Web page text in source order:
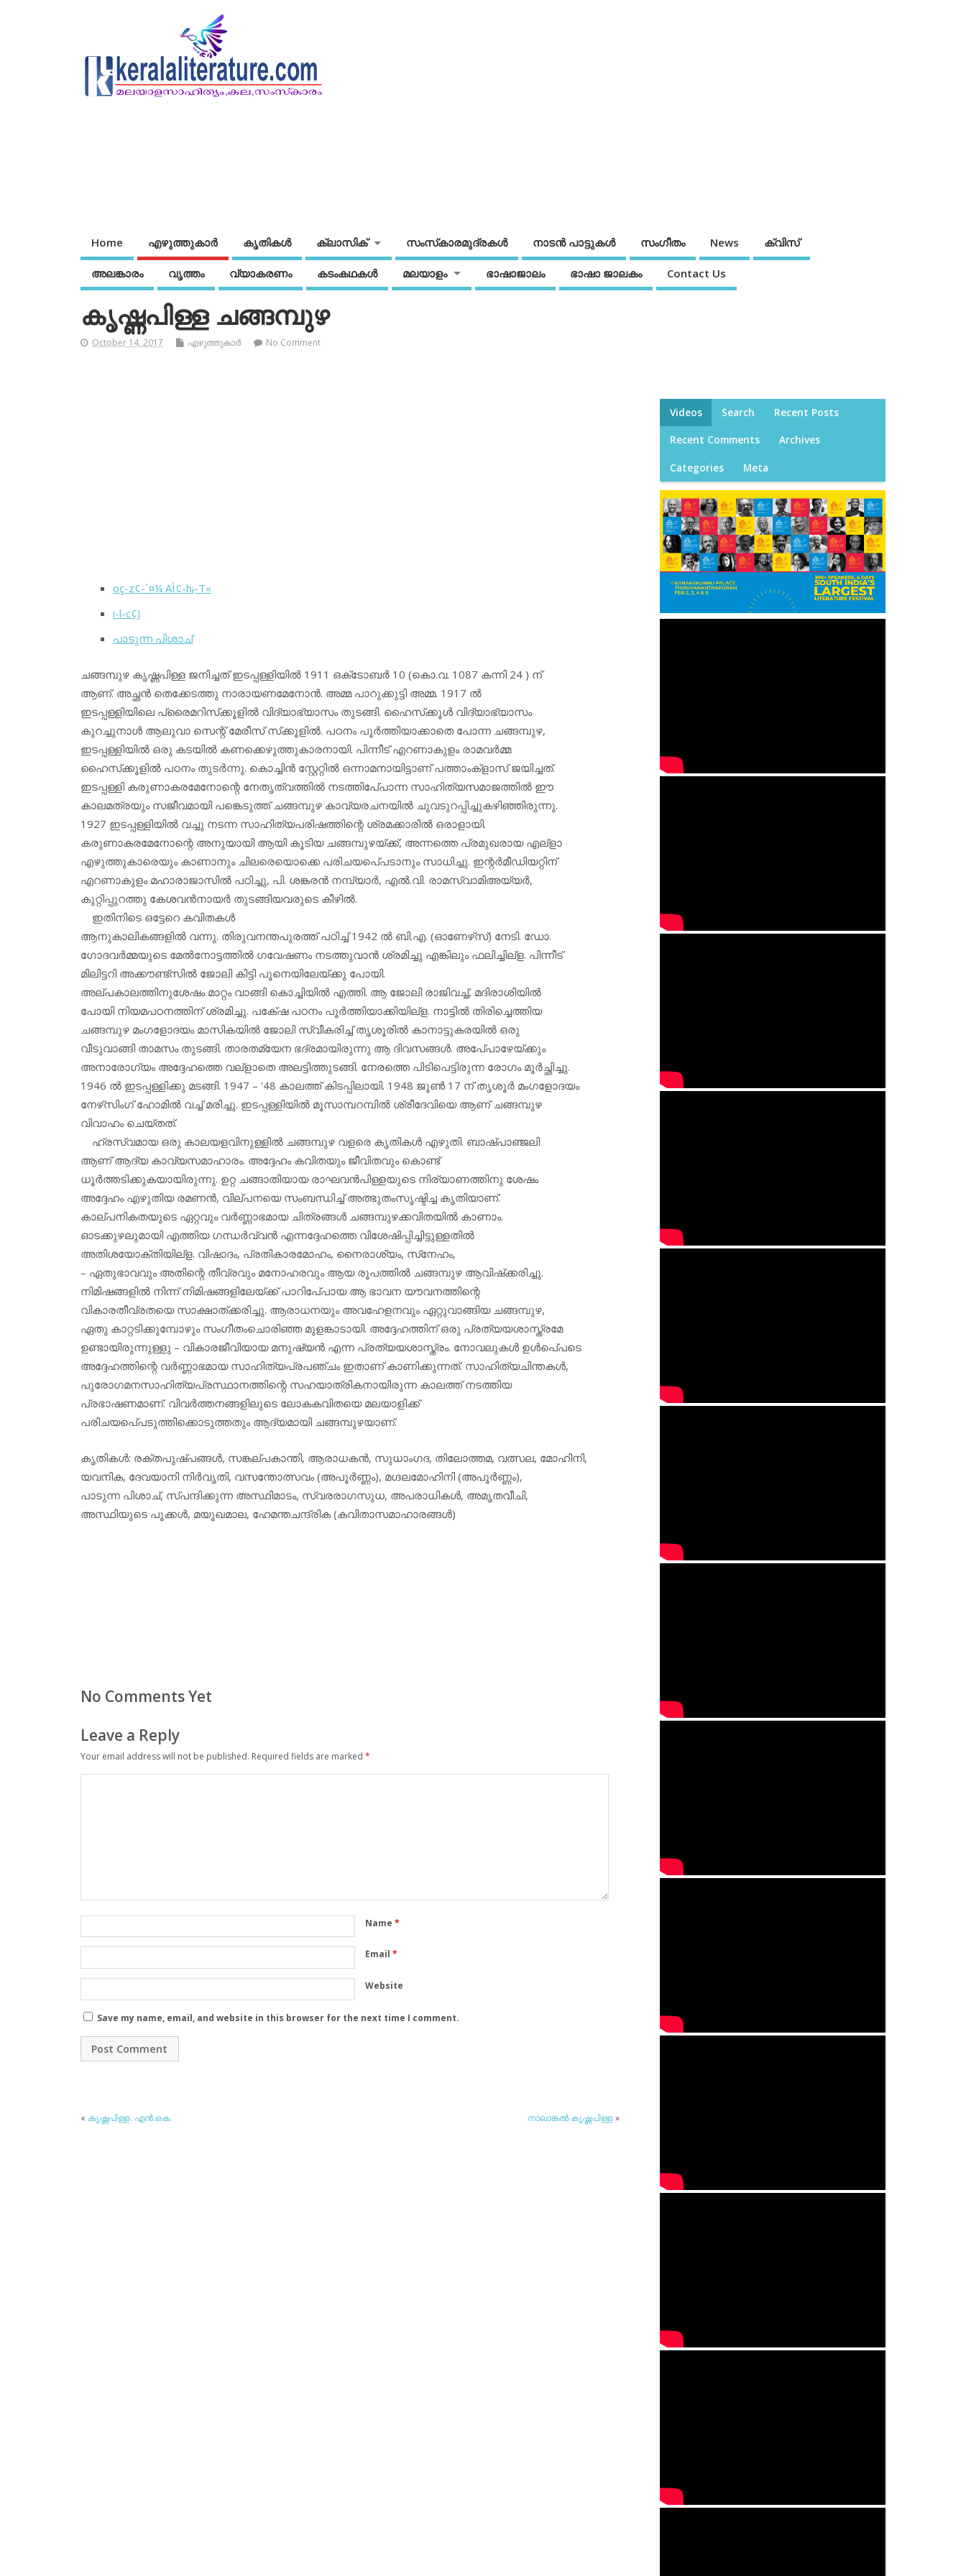
Home എഴുത്തുകാര്‍ കൃതികൾ ക്ലാസിക് സംസ്‌കാരമുദ്രകള്‍ നാടന്‍ പാട്ടുകള്‍ സംഗീതം News ക്വിസ്
അലങ്കാരം വൃത്തം വ്യാകരണം കടംകഥകള്‍ മലയാളം ഭാഷാജാലം ഭാഷാ ജാലകം Contact Us
കൃഷ്ണപിള്ള ചങ്ങമ്പുഴ
October 14, 2017 എഴുത്തുകാര്‍ No Comment
oç-z¢-´¤¼ AÌ¢-h¡-T«
i-l-c¢J
പാടുന്ന പിശാച്
ചങ്ങമ്പുഴ കൃഷ്ണപിള്ള ജനിച്ചത് ഇടപ്പള്ളിയില്‍ 1911 ഒക്‌ടോബര്‍ 10 (കൊ.വ. 1087 കന്നി 24 ) ന്
ആണ്. അച്ഛന്‍ തെക്കേടത്തു നാരായണമേനോന്‍. അമ്മ പാറുക്കുട്ടി അമ്മ. 1917 ല്‍
ഇടപ്പള്ളിയിലെ പ്രൈമറിസ്‌ക്കൂളില്‍ വിദ്യാഭ്യാസം തുടങ്ങി. ഹൈസ്‌ക്കൂള്‍ വിദ്യാഭ്യാസം
കുറച്ചുനാള്‍ ആലുവാ സെന്റ് മേരീസ് സ്‌ക്കൂളില്‍. പഠനം പൂര്‍ത്തിയാക്കാതെ പോന്ന ചങ്ങമ്പുഴ,
ഇടപ്പള്ളിയില്‍ ഒരു കടയില്‍ കണക്കെഴുത്തുകാരനായി. പിന്നീട് എറണാകുളം രാമവര്‍മ്മ
ഹൈസ്‌ക്കൂളില്‍ പഠനം തുടര്‍ന്നു. കൊച്ചിന്‍ സ്റ്റേറ്റില്‍ ഒന്നാമനായിട്ടാണ് പത്താംക്‌ളാസ് ജയിച്ചത്.
ഇടപ്പള്ളി കരുണാകരമേനോന്റെ നേതൃത്വത്തില്‍ നടത്തിപേ്പാന്ന സാഹിത്യസമാജത്തില്‍ ഈ
കാലമത്രയും സജീവമായി പങ്കെടുത്ത് ചങ്ങമ്പുഴ കാവ്യരചനയില്‍ ചുവടുറപ്പിച്ചുകഴിഞ്ഞിരുന്നു.
1927 ഇടപ്പള്ളിയില്‍ വച്ചു നടന്ന സാഹിത്യപരിഷത്തിന്റെ ശ്രമക്കാരില്‍ ഒരാളായി.
കരുണാകരമേനോന്റെ അനുയായി ആയി കൂടിയ ചങ്ങമ്പുഴയ്ക്ക്, അന്നത്തെ പ്രമുഖരായ എല്‌ളാ
എഴുത്തുകാരെയും കാണാനും ചിലരെയൊക്കെ പരിചയപെ്പടാനും സാധിച്ചു. ഇന്റര്‍മീഡിയറ്റിന്
എറണാകുളം മഹാരാജാസില്‍ പഠിച്ചു, പി. ശങ്കരന്‍ നമ്പ്യാര്‍, എല്‍.വി. രാമസ്വാമിഅയ്യര്‍,
കുറ്റിപ്പുറത്തു കേശവന്‍നായര്‍ തുടങ്ങിയവരുടെ കീഴില്‍.
ഇതിനിടെ ഒട്ടേറെ കവിതകള്‍
ആനുകാലികങ്ങളില്‍ വന്നു. തിരുവനന്തപുരത്ത് പഠിച്ച് 1942 ല്‍ ബി.എ. (ഓണേഴ്‌സ്) നേടി. ഡോ.
ഗോദവര്‍മ്മയുടെ മേല്‍നോട്ടത്തില്‍ ഗവേഷണം നടത്തുവാന്‍ ശ്രമിച്ചു എങ്കിലും ഫലിച്ചില്‌ള. പിന്നീട്
മിലിട്ടറി അക്കൗണ്ട്‌സില്‍ ജോലി കിട്ടി പൂനെയിലേയ്ക്കു പോയി.
അല്പകാലത്തിനുശേഷം മാറ്റം വാങ്ങി കൊച്ചിയില്‍ എത്തി. ആ ജോലി രാജിവച്ച്, മദിരാശിയില്‍
പോയി നിയമപഠനത്തിന് ശ്രമിച്ചു. പകേ്ഷ പഠനം പൂര്‍ത്തിയാക്കിയില്‌ള. നാട്ടില്‍ തിരിച്ചെത്തിയ
ചങ്ങമ്പുഴ മംഗളോദയം മാസികയില്‍ ജോലി സ്വീകരിച്ച് തൃശൂരില്‍ കാനാട്ടുകരയില്‍ ഒരു
വീടുവാങ്ങി താമസം തുടങ്ങി. താരതമ്യേന ഭദ്രമായിരുന്നു ആ ദിവസങ്ങള്‍. അപേ്പാഴേയ്ക്കും
അനാരോഗ്യം അദ്ദേഹത്തെ വല്‌ളാതെ അലട്ടിത്തുടങ്ങി. നേരത്തെ പിടിപെട്ടിരുന്ന രോഗം മൂര്‍ച്ഛിച്ചു.
1946 ല്‍ ഇടപ്പള്ളിക്കു മടങ്ങി. 1947 – '48 കാലത്ത് കിടപ്പിലായി. 1948 ജൂണ്‍ 17 ന് തൃശൂര്‍ മംഗളോദയം
നേഴ്‌സിംഗ് ഹോമില്‍ വച്ച് മരിച്ചു. ഇടപ്പള്ളിയില്‍ മൂസാമ്പറമ്പില്‍ ശ്രീദേവിയെ ആണ് ചങ്ങമ്പുഴ
വിവാഹം ചെയ്തത്.
ഹ്രസ്വമായ ഒരു കാലയളവിനുള്ളില്‍ ചങ്ങമ്പുഴ വളരെ കൃതികള്‍ എഴുതി. ബാഷ്പാഞ്ജലി
ആണ് ആദ്യ കാവ്യസമാഹാരം. അദ്ദേഹം കവിതയും ജീവിതവും കൊണ്ട്
ധൂര്‍ത്തടിക്കുകയായിരുന്നു. ഉറ്റ ചങ്ങാതിയായ രാഘവന്‍പിള്ളയുടെ നിര്യാണത്തിനു ശേഷം
അദ്ദേഹം എഴുതിയ രമണന്‍, വില്പനയെ സംബന്ധിച്ച് അത്ഭുതംസൃഷ്ടിച്ച കൃതിയാണ്.
കാല്പനികതയുടെ ഏറ്റവും വര്‍ണ്ണാഭമായ ചിത്രങ്ങള്‍ ചങ്ങമ്പുഴക്കവിതയില്‍ കാണാം.
ഓടക്കുഴലുമായി എത്തിയ ഗന്ധര്‍വ്വന്‍ എന്നദ്ദേഹത്തെ വിശേഷിപ്പിച്ചിട്ടുള്ളതില്‍
അതിശയോക്തിയില്‌ള. വിഷാദം, പ്രതികാരമോഹം, നൈരാശ്യം, സ്‌നേഹം,
– ഏതുഭാവവും അതിന്റെ തീവ്രവും മനോഹരവും ആയ രൂപത്തില്‍ ചങ്ങമ്പുഴ ആവിഷ്‌ക്കരിച്ചു.
നിമിഷങ്ങളില്‍ നിന്ന് നിമിഷങ്ങളിലേയ്ക്ക് പാറിപേ്പായ ആ ഭാവന യൗവനത്തിന്റെ
വികാരതീവ്രതയെ സാക്ഷാത്ക്കരിച്ചു. ആരാധനയും അവഹേളനവും ഏറ്റുവാങ്ങിയ ചങ്ങമ്പുഴ,
ഏതു കാറ്റടിക്കുമ്പോഴും സംഗീതംചൊരിഞ്ഞ മുളങ്കാടായി. അദ്ദേഹത്തിന് ഒരു പ്രത്യയശാസ്ത്രമേ
ഉണ്ടായിരുന്നുള്ളു – വികാരജീവിയായ മനുഷ്യന്‍ എന്ന പ്രത്യയശാസ്ത്രം. നോവലുകള്‍ ഉള്‍പെ്പടെ
അദ്ദേഹത്തിന്റെ വര്‍ണ്ണാഭമായ സാഹിത്യപ്രപഞ്ചം ഇതാണ് കാണിക്കുന്നത്. സാഹിത്യചിന്തകള്‍,
പുരോഗമനസാഹിത്യപ്രസ്ഥാനത്തിന്റെ സഹയാത്രികനായിരുന്ന കാലത്ത് നടത്തിയ
പ്രഭാഷണമാണ്. വിവര്‍ത്തനങ്ങളിലുടെ ലോകകവിതയെ മലയാളിക്ക്
പരിചയപെ്പടുത്തിക്കൊടുത്തതും ആദ്യമായി ചങ്ങമ്പുഴയാണ്.
കൃതികള്‍: രക്തപുഷ്പങ്ങള്‍, സങ്കല്പകാന്തി, ആരാധകന്‍, സുധാംഗദ, തിലോത്തമ, വത്സല, മോഹിനി,
യവനിക, ദേവയാനി നിര്‍വൃതി, വസന്തോത്സവം (അപൂര്‍ണ്ണം), മഗ്ദലമോഹിനി (അപൂര്‍ണ്ണം),
പാടുന്ന പിശാച്, സ്പന്ദിക്കുന്ന അസ്ഥിമാടം, സ്വരരാഗസുധ, അപരാധികള്‍, അമൃതവീചി,
അസ്ഥിയുടെ പൂക്കള്‍, മയൂഖമാല, ഹേമന്തചന്ദ്രിക (കവിതാസമാഹാരങ്ങള്‍)
No Comments Yet
Leave a Reply
Your email address will not be published. Required fields are marked *
Name *
Email *
Website
Save my name, email, and website in this browser for the next time I comment.
« കൃഷ്ണപിള്ള. എന്‍.കെ. നാലാങ്കല്‍ കൃഷ്ണപിള്ള»
Videos Search Recent Posts
Recent Comments Archives
Categories Meta